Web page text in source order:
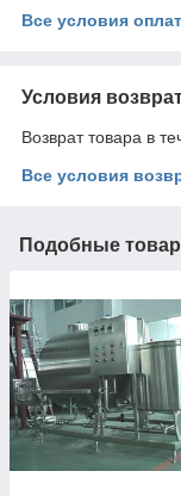
Все условия
Условия
Возврат товара в
Все условия
Подобные